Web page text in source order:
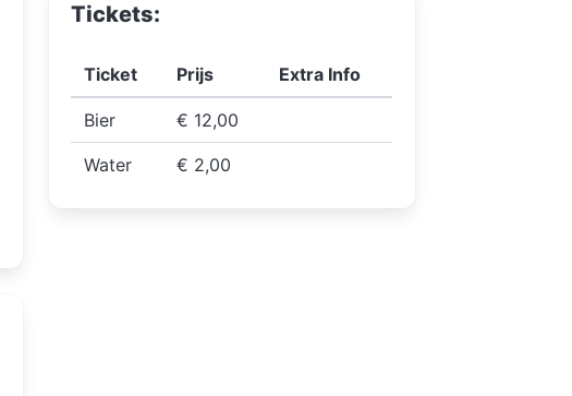
Tickets:
Ticket Prijs Extra Info
Bier € 12,00
Water € 2,00